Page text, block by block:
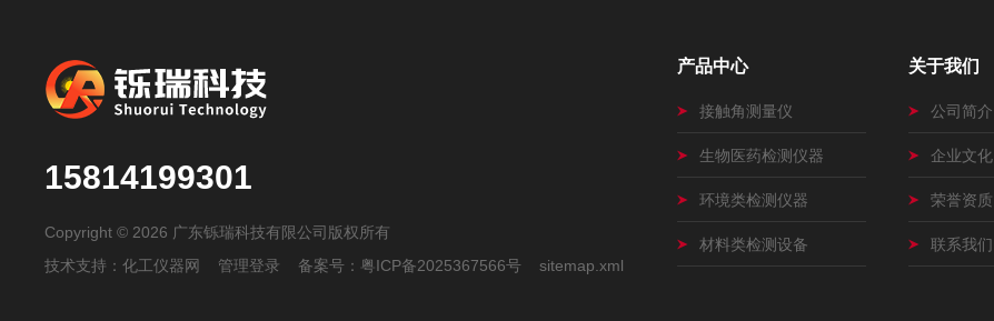
15814199301
Copyright © 2026 广东铄瑞科技有限公司版权所有
技术支持：化工仪器网 管理登录 备案号： 粤ICP备2025367566号 sitemap.xml
产品中心
接触角测量仪
生物医药检测仪器
环境类检测仪器
材料类检测设备
关于我们
公司简介
企业文化
荣誉资质
联系我们